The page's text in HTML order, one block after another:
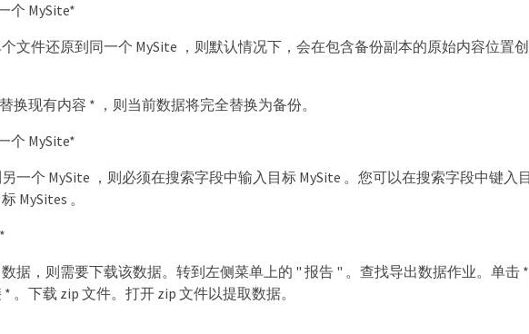
个 MySite*
文件还原到同一个 MySite ，则默认情况下，会在包含备份副本的原始内容位置
换现有内容 * ，则当前数据将完全替换为备份。
个 MySite*
一个 MySite ，则必须在搜索字段中输入目标 MySite 。您可以在搜索字段中键入
MySites 。
据，则需要下载该数据。转到左侧菜单上的 " 报告 " 。查找导出数据作业。单击
。下载 zip 文件。打开 zip 文件以提取数据。